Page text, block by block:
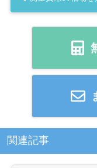
関連記事